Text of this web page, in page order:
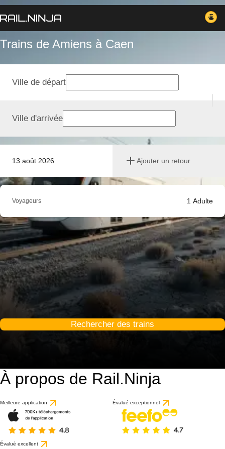
Trains de Amiens à Caen
13 août 2026 Ajouter un retour
Ville de départ
Ville d'arrivée
Voyageurs 1 Adulte
Rechercher des trains
À propos de Rail.Ninja
Meilleure application Évalué exceptionnel
Évalué excellent